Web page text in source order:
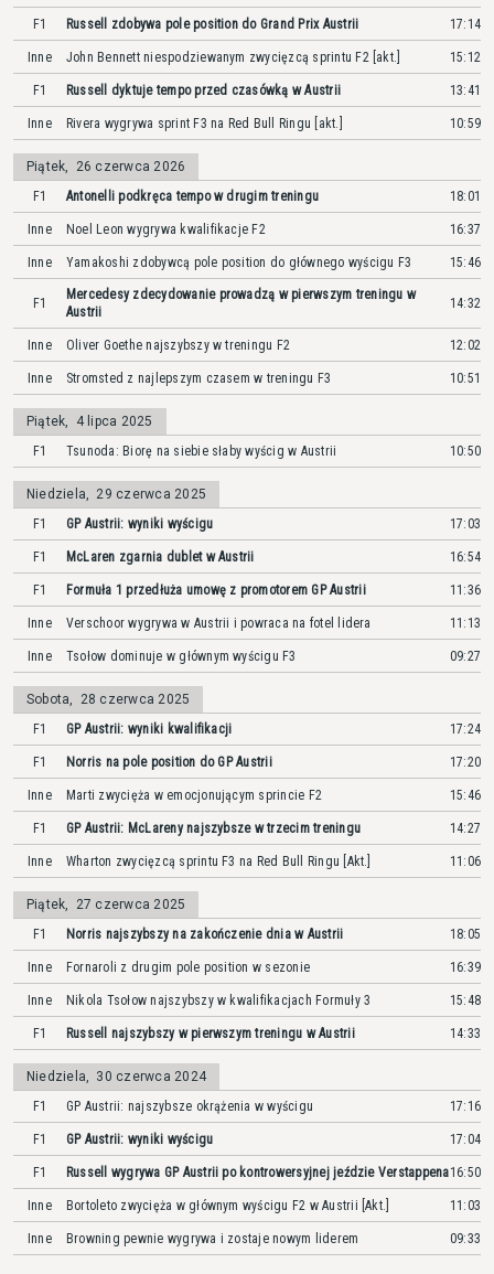
F1 Russell zdobywa pole position do Grand Prix Austrii 17:14
Inne John Bennett niespodziewanym zwycięzcą sprintu F2 [akt.] 15:12
F1 Russell dyktuje tempo przed czasówką w Austrii 13:41
Inne Rivera wygrywa sprint F3 na Red Bull Ringu [akt.] 10:59
Piątek,
26 czerwca 2026
F1
Antonelli podkręca tempo w drugim treningu 18:01
Inne Noel Leon wygrywa kwalifikacje F2 16:37
Inne Yamakoshi zdobywcą pole position do głównego wyścigu F3 15:46
F1
Mercedesy zdecydowanie prowadzą w pierwszym treningu w
Austrii
14:32
Inne Oliver Goethe najszybszy w treningu F2 12:02
Inne Stromsted z najlepszym czasem w treningu F3 10:51
Piątek,
4 lipca 2025
F1
Tsunoda: Biorę na siebie słaby wyścig w Austrii 10:50
Niedziela, 29 czerwca 2025
F1
GP Austrii: wyniki wyścigu 17:03
F1 McLaren zgarnia dublet w Austrii 16:54
F1 Formuła 1 przedłuża umowę z promotorem GP Austrii 11:36
Inne Verschoor wygrywa w Austrii i powraca na fotel lidera 11:13
Inne Tsołow dominuje w głównym wyścigu F3 09:27
Sobota,
28 czerwca 2025
F1
GP Austrii: wyniki kwalifikacji 17:24
F1 Norris na pole position do GP Austrii 17:20
Inne Marti zwycięża w emocjonującym sprincie F2 15:46
F1 GP Austrii: McLareny najszybsze w trzecim treningu 14:27
Inne Wharton zwycięzcą sprintu F3 na Red Bull Ringu [Akt.] 11:06
Piątek,
27 czerwca 2025
F1
Norris najszybszy na zakończenie dnia w Austrii 18:05
Inne Fornaroli z drugim pole position w sezonie 16:39
Inne Nikola Tsołow najszybszy w kwalifikacjach Formuły 3 15:48
F1 Russell najszybszy w pierwszym treningu w Austrii 14:33
Niedziela, 30 czerwca 2024
F1
GP Austrii: najszybsze okrążenia w wyścigu 17:16
F1 GP Austrii: wyniki wyścigu 17:04
F1 Russell wygrywa GP Austrii po kontrowersyjnej jeździe Verstappena16:50
Inne Bortoleto zwycięża w głównym wyścigu F2 w Austrii [Akt.] 11:03
Inne Browning pewnie wygrywa i zostaje nowym liderem 09:33